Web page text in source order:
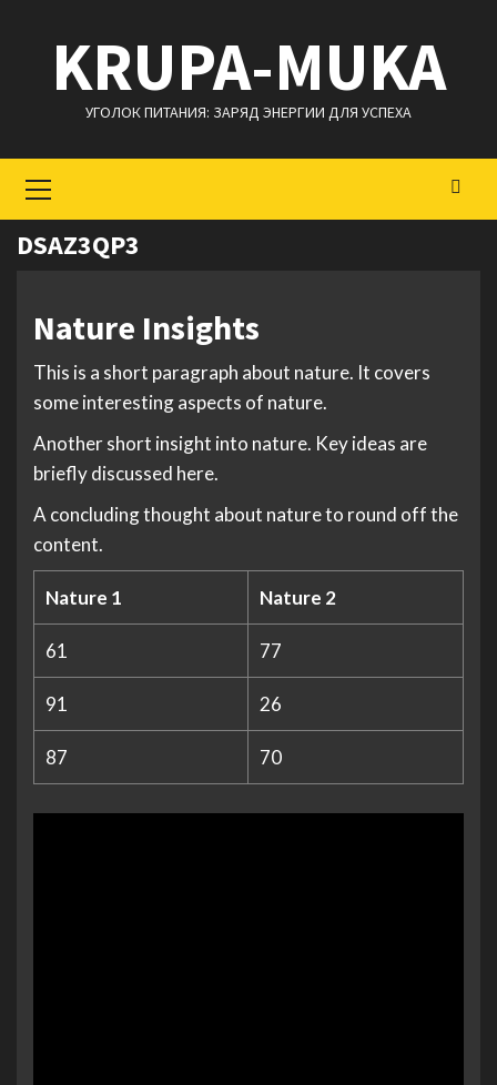
содержимому
KRUPA-MUKA
УГОЛОК ПИТАНИЯ: ЗАРЯД ЭНЕРГИИ ДЛЯ УСПЕХА
меню
DSAZ3QP3
Nature Insights
This is a short paragraph about nature. It covers
some interesting aspects of nature.
Another short insight into nature. Key ideas are
briefly discussed here.
A concluding thought about nature to round off the
content.
Nature 1 Nature 2
61 77
91 26
87 70